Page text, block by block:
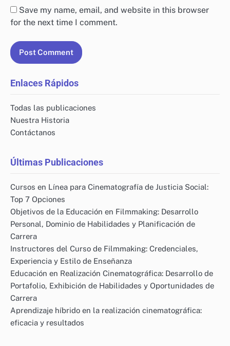
Save my name, email, and website in this browser
for the next time I comment.
Enlaces Rápidos
Todas las publicaciones
Nuestra Historia
Contáctanos
Últimas Publicaciones
Cursos en Línea para Cinematografía de Justicia Social:
Top 7 Opciones
Objetivos de la Educación en Filmmaking: Desarrollo
Personal, Dominio de Habilidades y Planificación de
Carrera
Instructores del Curso de Filmmaking: Credenciales,
Experiencia y Estilo de Enseñanza
Educación en Realización Cinematográfica: Desarrollo de
Portafolio, Exhibición de Habilidades y Oportunidades de
Carrera
Aprendizaje híbrido en la realización cinematográfica:
eficacia y resultados